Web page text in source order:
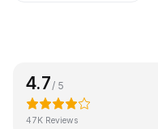
4.7 / 5
47K Reviews